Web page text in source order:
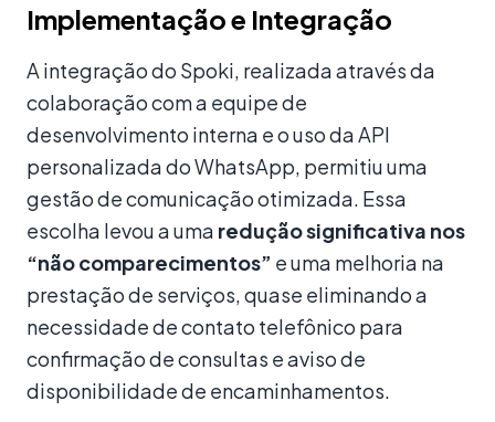
Implementação e Integração
A integração do Spoki, realizada através da
colaboração com a equipe de
desenvolvimento interna e o uso da API
personalizada do WhatsApp, permitiu uma
gestão de comunicação otimizada. Essa
escolha levou a uma redução significativa nos
“não comparecimentos” e uma melhoria na
prestação de serviços, quase eliminando a
necessidade de contato telefônico para
confirmação de consultas e aviso de
disponibilidade de encaminhamentos.